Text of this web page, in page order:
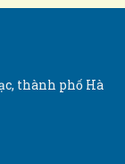
thành phố Hà